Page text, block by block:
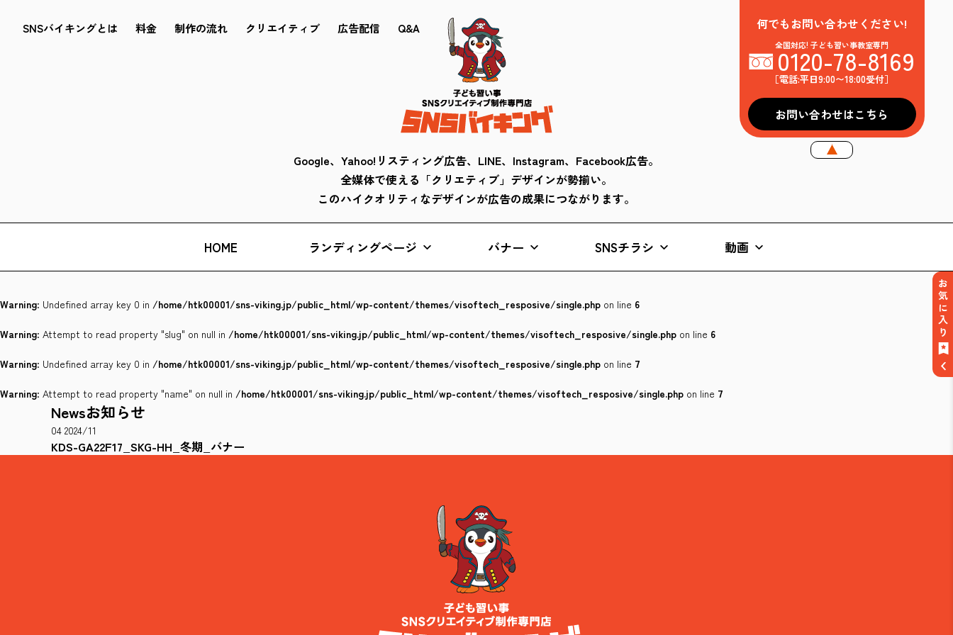
Google、Yahoo!リスティング広告、LINE、Instagram、Facebook広告。
全媒体で使える「クリエティブ」デザインが勢揃い。
このハイクオリティなデザインが広告の成果につながります。
SNSバイキングとは 料金 制作の流れ クリエイティブ 広告配信 Q&A 何でもお問い合わせください!
全国対応! 子ども習い事教室専門
0120-78-8169
［電話:平日9:00〜18:00受付］
お問い合わせはこちら
HOME ランディングページ バナー SNSチラシ 動画
Warning: Undefined array key 0 in /home/htk00001/sns-viking.jp/public_html/wp-content/themes/visoftech_resposive/single.php on line 6
Warning: Attempt to read property "slug" on null in /home/htk00001/sns-viking.jp/public_html/wp-content/themes/visoftech_resposive/single.php on line 6
Warning: Undefined array key 0 in /home/htk00001/sns-viking.jp/public_html/wp-content/themes/visoftech_resposive/single.php on line 7
Warning: Attempt to read property "name" on null in /home/htk00001/sns-viking.jp/public_html/wp-content/themes/visoftech_resposive/single.php on line 7
Newsお知らせ
04 2024/11
KDS-GA22F17_SKG-HH_冬期_バナー
お気に入り